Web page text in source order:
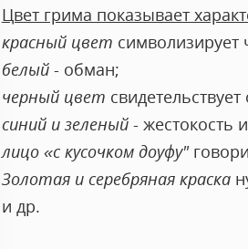
Цвет грима показывает
красный цвет символизирует
белый - обман;
черный цвет
синий и зеленый- жестокость
лицо «с кусочком доуфу"
Золотая и серебряная краска
и др.